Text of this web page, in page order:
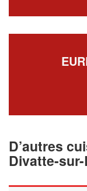
D’autres
Divatte-